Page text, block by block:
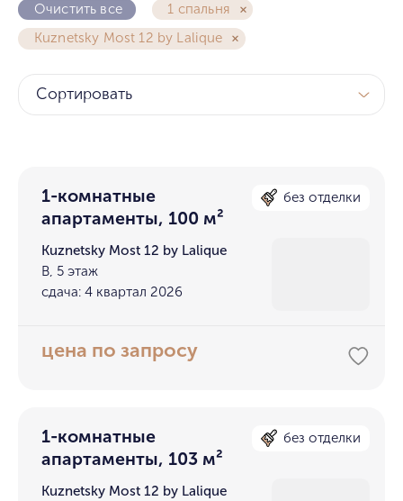
Очистить все
1 спальня
Kuznetsky Most 12 by Lalique
Сортировать
1-комнатные
апартаменты, 100 м²
без отделки
Kuznetsky Most 12 by Lalique
В, 5 этаж
сдача: 4 квартал 2026
цена по запросу
1-комнатные
апартаменты, 103 м²
без отделки
Kuznetsky Most 12 by Lalique